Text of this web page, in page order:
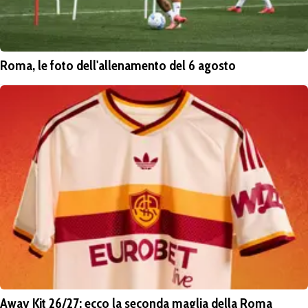
Roma, le foto dell'allenamento del 6 agosto
Away Kit 26/27: ecco la seconda maglia della Roma